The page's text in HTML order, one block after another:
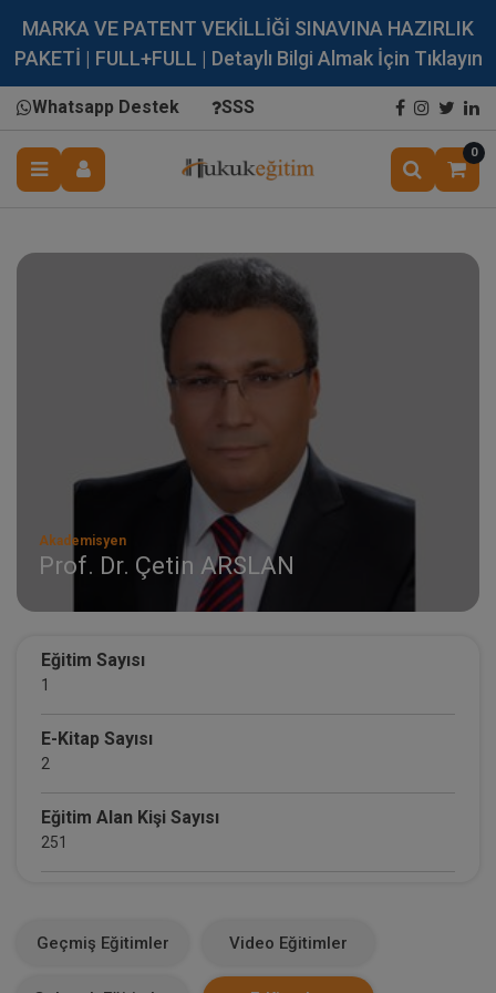
MARKA VE PATENT VEKİLLİĞİ SINAVINA HAZIRLIK
PAKETİ | FULL+FULL | Detaylı Bilgi Almak İçin Tıklayın
Whatsapp Destek SSS
0
Akademisyen
Prof. Dr. Çetin ARSLAN
Eğitim Sayısı
1
E-Kitap Sayısı
2
Eğitim Alan Kişi Sayısı
251
Geçmiş Eğitimler Video Eğitimler